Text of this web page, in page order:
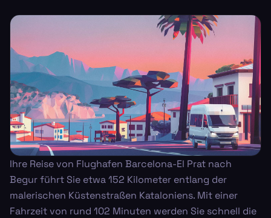
Ihre Reise von Flughafen Barcelona-El Prat nach
Begur führt Sie etwa 152 Kilometer entlang der
malerischen Küstenstraßen Kataloniens. Mit einer
Fahrzeit von rund 102 Minuten werden Sie schnell die